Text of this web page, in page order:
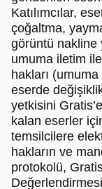
Katılımcılar,
çoğaltma,
görüntü nakline
umuma iletim
hakları
eserde
yetkisini
kalan eserler
temsilcilere
hakların ve
protokolü,